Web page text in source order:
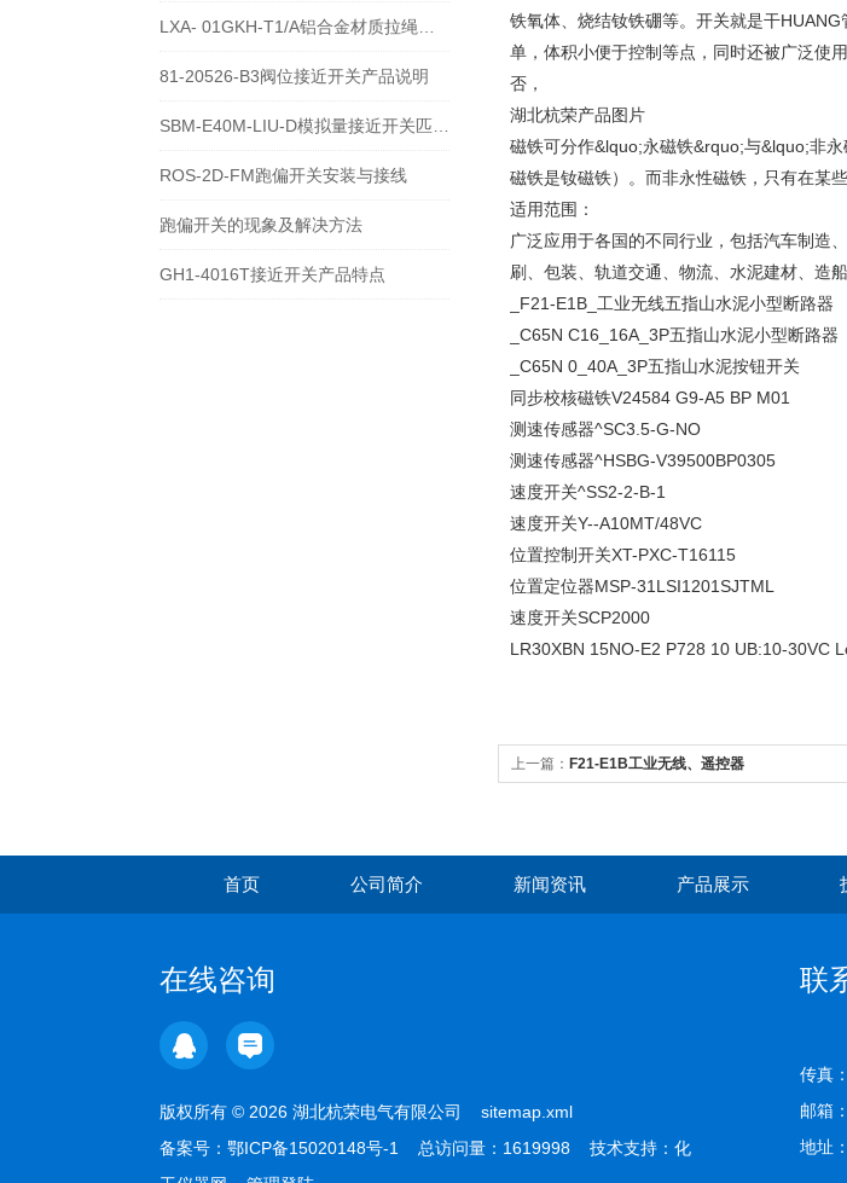
81-20526-B3阀位接近开关产品说明
ROS-2D-FM跑偏开关安装与接线
跑偏开关的现象及解决方法
GH1-4016T接近开关产品特点
铁氧体、烧结钕铁硼等。开关就是干
单，体积小便于控制等点，同时还被广泛使
否，
湖北杭荣产品图片
磁铁可分作&lquo;永磁铁&rquo;与&lquo;非
磁铁是钕磁铁）。而非永性磁铁，只有在某
适用范围：
广泛应用于各国的不同行业，包括汽车制造
刷、包装、轨道交通、物流、水泥建材、造
_F21-E1B_工业无线五指山水泥小型断路器
_C65N C16_16A_3P五指山水泥小型断路器
_C65N 0_40A_3P五指山水泥按钮开关
同步校核磁铁V24584 G9-A5 BP M01
测速传感器^SC3.5-G-NO
测速传感器^HSBG-V39500BP0305
速度开关^SS2-2-B-1
速度开关Y--A10MT/48VC
位置控制开关XT-PXC-T16115
位置定位器MSP-31LSI1201SJTML
速度开关SCP2000
LR30XBN 15NO-E2 P728 10 UB:10-30VC
上一篇： F21-E1B工业无线、遥控器
首页 公司简介 新闻资讯 产品展示
在线咨询
版权所有 © 2026 湖北杭荣电气有限公司 sitemap.xml
备案号： 鄂ICP备15020148号-1 总访问量：1619998 技术支持： 化
联
传真
邮箱
地址